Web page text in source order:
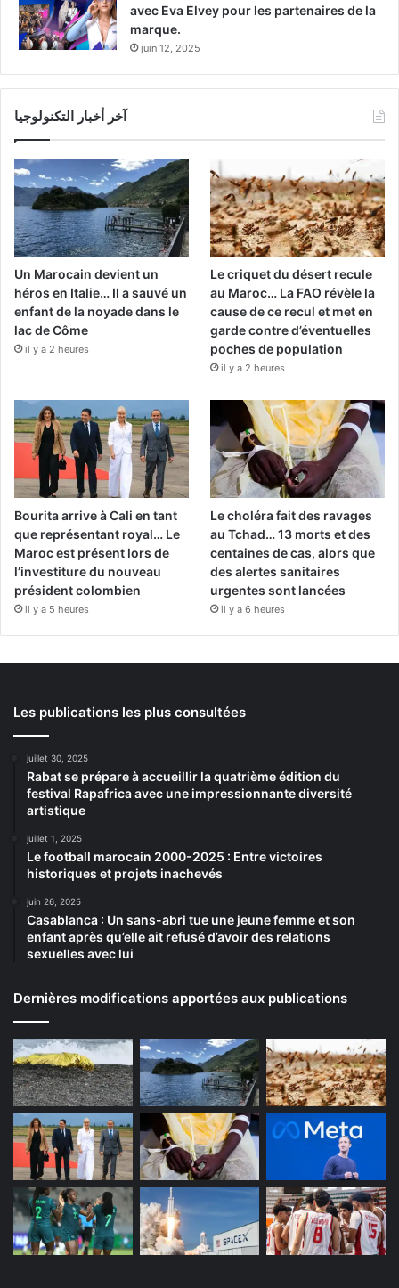
avec Eva Elvey pour les partenaires de la
marque.
juin 12, 2025
آخر أخبار التكنولوجيا
Un Marocain devient un
héros en Italie… Il a sauvé un
enfant de la noyade dans le
lac de Côme
il y a 2 heures
Le criquet du désert recule
au Maroc… La FAO révèle la
cause de ce recul et met en
garde contre d’éventuelles
poches de population
il y a 2 heures
Bourita arrive à Cali en tant
que représentant royal… Le
Maroc est présent lors de
l’investiture du nouveau
président colombien
il y a 5 heures
Le choléra fait des ravages
au Tchad… 13 morts et des
centaines de cas, alors que
des alertes sanitaires
urgentes sont lancées
il y a 6 heures
Les publications les plus consultées
juillet 30, 2025
Rabat se prépare à accueillir la quatrième édition du
festival Rapafrica avec une impressionnante diversité
artistique
juillet 1, 2025
Le football marocain 2000-2025 : Entre victoires
historiques et projets inachevés
juin 26, 2025
Casablanca : Un sans-abri tue une jeune femme et son
enfant après qu’elle ait refusé d’avoir des relations
sexuelles avec lui
Dernières modifications apportées aux publications